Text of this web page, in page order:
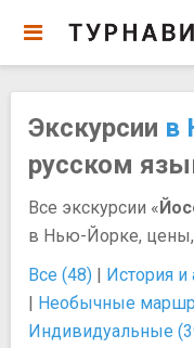
Экскурсии в
русском
Все экскурсии «
в Нью-Йорке, цены,
Все (48) | История и
| Необычные
Индивидуальные